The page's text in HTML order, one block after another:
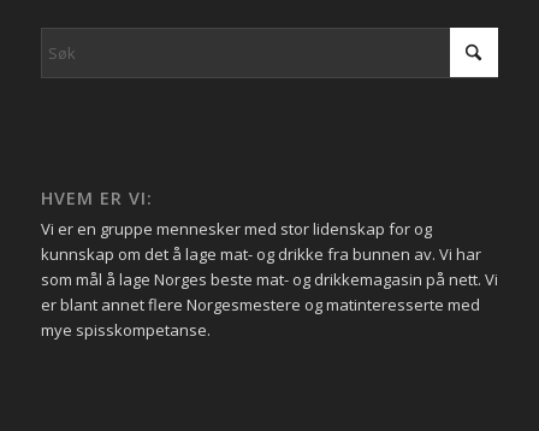
HVEM ER VI:
Vi er en gruppe mennesker med stor lidenskap for og
kunnskap om det å lage mat- og drikke fra bunnen av. Vi har
som mål å lage Norges beste mat- og drikkemagasin på nett. Vi
er blant annet flere Norgesmestere og matinteresserte med
mye spisskompetanse.